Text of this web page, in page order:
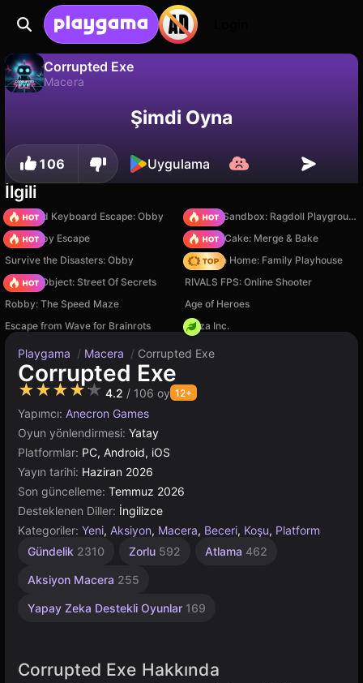
Corrupted Exe
Macera
İlerlemeyi kaydet! Hayır
Şimdi Oyna
106 Uygulama
İlgili
+1 Speed Keyboard Escape: Obby
Sprunki Sandbox: Ragdoll Playground Mode
Your Obby Escape
Piece of Cake: Merge & Bake
Survive the Disasters: Obby
My Town Home: Family Playhouse
Hidden Object: Street Of Secrets
RIVALS FPS: Online Shooter
Robby: The Speed Maze
Age of Heroes
Escape from Wave for Brainrots
Pizza Inc.
Playgama / Macera / Corrupted Exe
Corrupted Exe
★★★★★ 4.2 / 106 oy 12+
Yapımcı: Anecron Games
Oyun yönlendirmesi: Yatay
Platformlar: PC, Android, iOS
Yayın tarihi: Haziran 2026
Son güncelleme: Temmuz 2026
Desteklenen Diller: İngilizce
Kategoriler: Yeni, Aksiyon, Macera, Beceri, Koşu, Platform
Gündelik 2310 Zorlu 592 Atlama 462
Aksiyon Macera 255
Yapay Zeka Destekli Oyunlar 169
Corrupted Exe Hakkında